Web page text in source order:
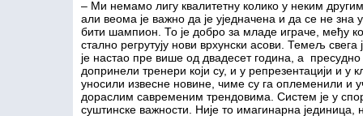
– Ми немамо лигу квалитетну колико у неким
али веома је важно да је уједначена и да се не зна
бити шампион. То је добро за младе играче, међу
стално регрутују нови врхунски асови. Темељ свега
је настао пре више од двадесет година, а
допринели тренери који су, и у репрезентацији и у
уносили извесне новине, чиме су га оплеменили и
дораслим савременим трендовима. Систем је у
суштинске важности. Није то имагинарна јединица,